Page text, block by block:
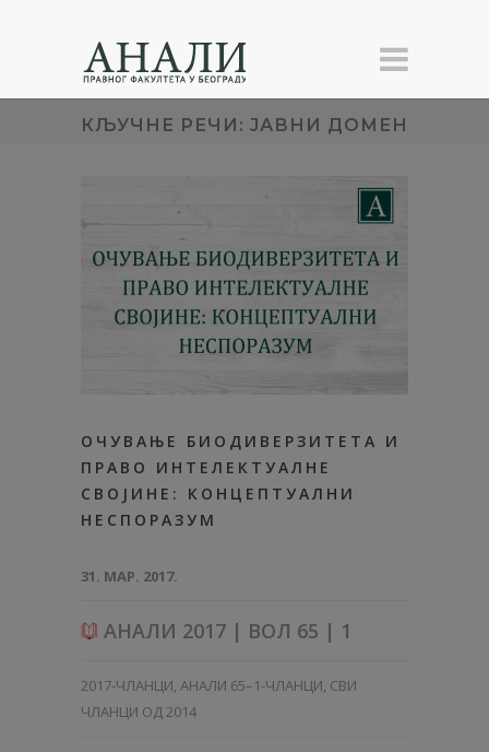
КЉУЧНЕ РЕЧИ: ЈАВНИ ДОМЕН
ОЧУВАЊЕ БИОДИВЕРЗИТЕТА И
ПРАВО ИНТЕЛЕКТУАЛНЕ
СВОЈИНЕ: КОНЦЕПТУАЛНИ
НЕСПОРАЗУМ
31. МАР. 2017.
АНАЛИ 2017 | ВОЛ 65 | 1
2017-ЧЛАНЦИ, АНАЛИ 65–1-ЧЛАНЦИ, СВИ
ЧЛАНЦИ ОД 2014